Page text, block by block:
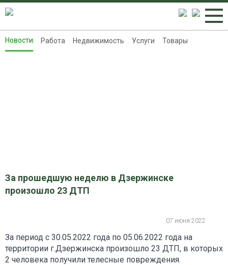
Новости
Новости Работа Недвижимость Услуги Товары
За прошедшую неделю в Дзержинске
произошло 23 ДТП
07 июня 2022
За период с 30.05.2022 года по 05.06.2022 года на
территории г.Дзержинска произошло 23 ДТП, в которых
2 человека получили телесные повреждения.